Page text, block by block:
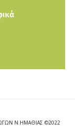
Ν.ΗΜΑΘΙΑΣ ©2022